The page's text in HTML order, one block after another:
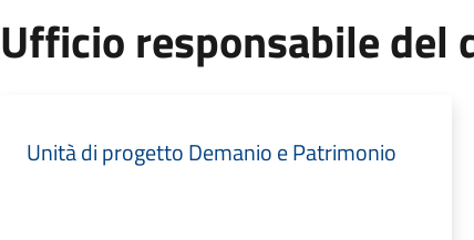
Ufficio responsabile del
Unità di progetto Demanio e Patrimonio